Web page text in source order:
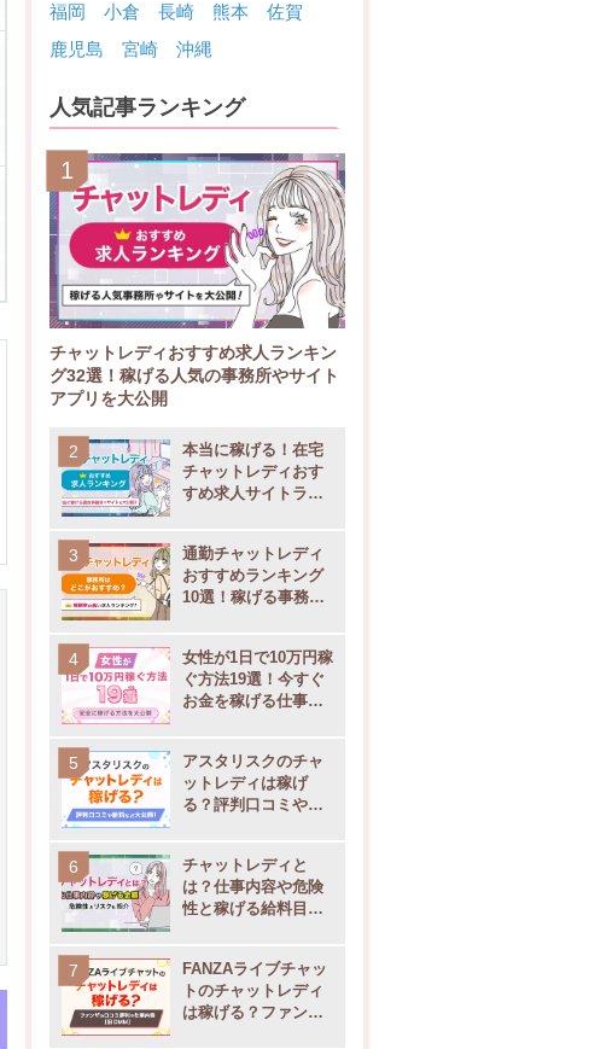
福岡
小倉 長崎 熊本
佐賀
鹿児島
宮崎 沖縄
人気記事ランキング
チャットレディおすすめ求人ランキン
グ32選！稼げる人気の事務所やサイト
アプリを大公開
本当に稼げる！在宅
チャットレディおす
すめ求人サイトラン
通勤チャットレディ
おすすめランキング
10選！稼げる事務所
女性が1日で10万円稼
ぐ方法19選！今すぐ
お金を稼げる仕事を
アスタリスクのチャ
ットレディは稼げ
る？評判口コミや通
開
チャットレディと
は？仕事内容や危険
性と稼げる給料目安
FANZAライブチャッ
トのチャットレディ
は稼げる？ファンザ